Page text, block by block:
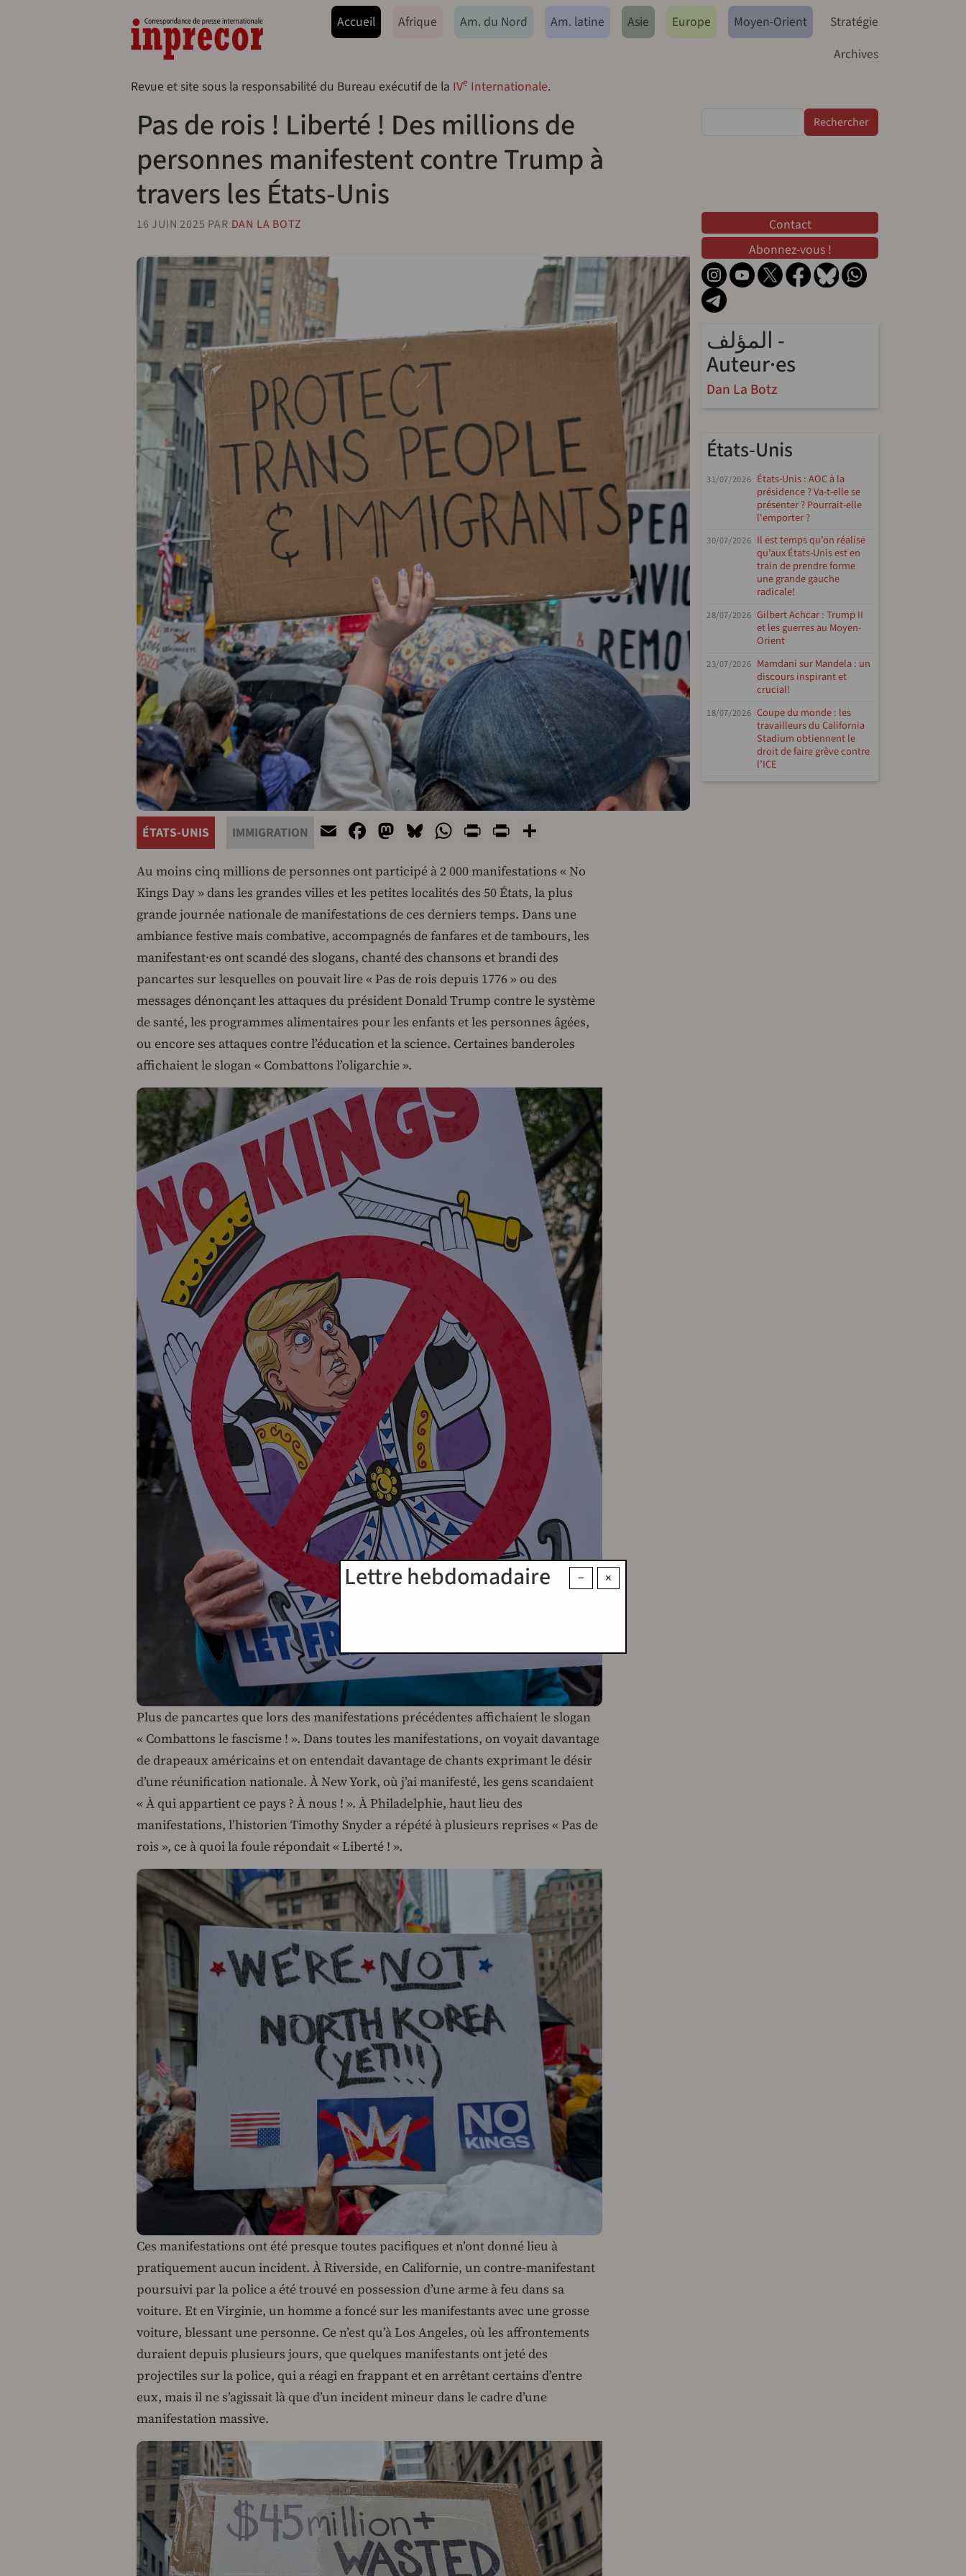
Navegação principal
Accueil Afrique Am. du Nord Am. latine Asie Europe Moyen-Orient
Stratégie
Archives
Revue et site sous la responsabilité du Bureau exécutif de la IVe Internationale.
Pas de rois ! Liberté ! Des millions de
personnes manifestent contre Trump à
travers les États-Unis
16 JUIN 2025 PAR DAN LA BOTZ
ÉTATS-UNIS IMMIGRATION EmailFacebook
Mastodon
Bluesky
WhatsApp
PrintPrintFriendly
Au moins cinq millions de personnes ont participé à 2 000 manifestations « No
Kings Day » dans les grandes villes et les petites localités des 50 États, la plus
grande journée nationale de manifestations de ces derniers temps. Dans une
ambiance festive mais combative, accompagnés de fanfares et de tambours, les
manifestant·es ont scandé des slogans, chanté des chansons et brandi des
pancartes sur lesquelles on pouvait lire « Pas de rois depuis 1776 » ou des
messages dénonçant les attaques du président Donald Trump contre le système
de santé, les programmes alimentaires pour les enfants et les personnes âgées,
ou encore ses attaques contre l’éducation et la science. Certaines banderoles
affichaient le slogan « Combattons l’oligarchie ».
Plus de pancartes que lors des manifestations précédentes affichaient le slogan
« Combattons le fascisme ! ». Dans toutes les manifestations, on voyait davantage
de drapeaux américains et on entendait davantage de chants exprimant le désir
d’une réunification nationale. À New York, où j’ai manifesté, les gens scandaient
« À qui appartient ce pays ? À nous ! ». À Philadelphie, haut lieu des
manifestations, l’historien Timothy Snyder a répété à plusieurs reprises « Pas de
rois », ce à quoi la foule répondait « Liberté ! ».
Ces manifestations ont été presque toutes pacifiques et n’ont donné lieu à
pratiquement aucun incident. À Riverside, en Californie, un contre-manifestant
poursuivi par la police a été trouvé en possession d’une arme à feu dans sa
voiture. Et en Virginie, un homme a foncé sur les manifestants avec une grosse
voiture, blessant une personne. Ce n’est qu’à Los Angeles, où les affrontements
duraient depuis plusieurs jours, que quelques manifestants ont jeté des
projectiles sur la police, qui a réagi en frappant et en arrêtant certains d’entre
eux, mais il ne s’agissait là que d’un incident mineur dans le cadre d’une
manifestation massive.
×
−
Lettre hebdomadaire
Contact
Abonnez-vous !
المؤلف -
Auteur·es
Dan La Botz
États-Unis
31/07/2026 États-Unis : AOC à la
présidence ? Va-t-elle se
présenter ? Pourrait-elle
l'emporter ?
30/07/2026 Il est temps qu’on réalise
qu’aux États-Unis est en
train de prendre forme
une grande gauche
radicale!
28/07/2026 Gilbert Achcar : Trump II
et les guerres au Moyen-
Orient
23/07/2026 Mamdani sur Mandela : un
discours inspirant et
crucial!
18/07/2026 Coupe du monde : les
travailleurs du California
Stadium obtiennent le
droit de faire grève contre
l’ICE